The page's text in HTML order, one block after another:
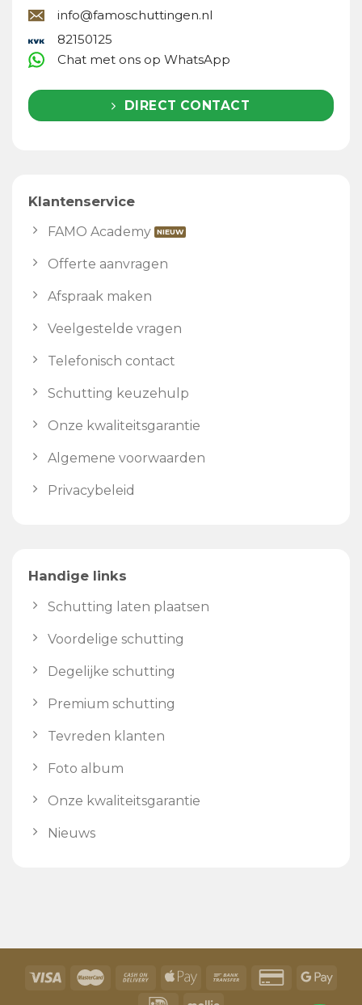
info@famoschuttingen.nl
82150125
Chat met ons op WhatsApp
DIRECT CONTACT
Klantenservice
FAMO Academy
Offerte aanvragen
Afspraak maken
Veelgestelde vragen
Telefonisch contact
Schutting keuzehulp
Onze kwaliteitsgarantie
Algemene voorwaarden
Privacybeleid
Handige links
Schutting laten plaatsen
Voordelige schutting
Degelijke schutting
Premium schutting
Tevreden klanten
Foto album
Onze kwaliteitsgarantie
Nieuws